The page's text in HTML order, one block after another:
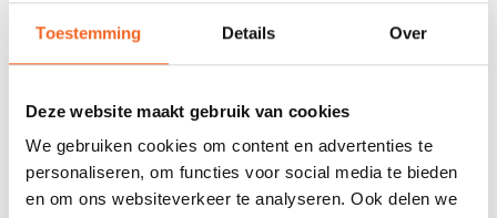
Toestemming Details Over
Deze website maakt gebruik van cookies
We gebruiken cookies om content en advertenties te
personaliseren, om functies voor social media te bieden
en om ons websiteverkeer te analyseren. Ook delen we
678 GOOGLE REVIEWS
sterren
PROEFVAART
Bij onze showroom
INFORMATIE